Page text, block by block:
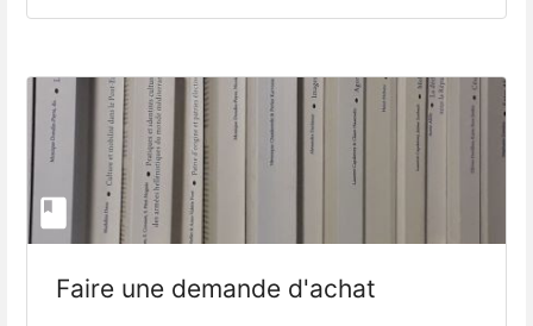
Faire une demande d'achat